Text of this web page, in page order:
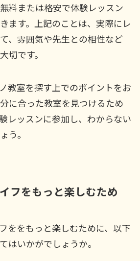
料または格安で体験レッスン
ます。上記のことは、実際にレ
、雰囲気や先生との相性など
切です。
教室を探す上でのポイントをお
に合った教室を見つけるため
レッスンに参加し、わからない
う。
フをもっと楽しむため
ををもっと楽しむために、以下
はいかがでしょうか。